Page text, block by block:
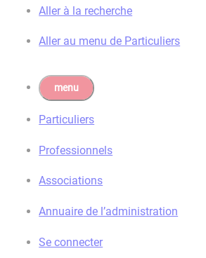
Aller à la recherche
Aller au menu de Particuliers
menu
Particuliers
Professionnels
Associations
Annuaire de l’administration
Se connecter